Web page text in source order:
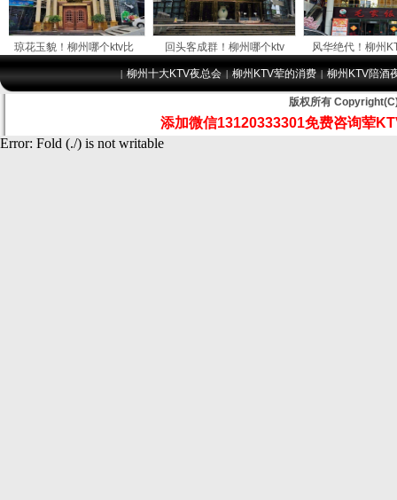
貌！柳州哪个ktv比 回头客成群！柳州哪个ktv 风华绝代！柳州KTV有陪
费价格点评，更多关于柳州柳州ktv
荤的小妹
|柳州十大KTV夜总会 |柳州KTV荤的消费 |柳州KTV陪酒
版权所有
添加微信13120333301免费咨询荤
Error: Fold (./) is not writable